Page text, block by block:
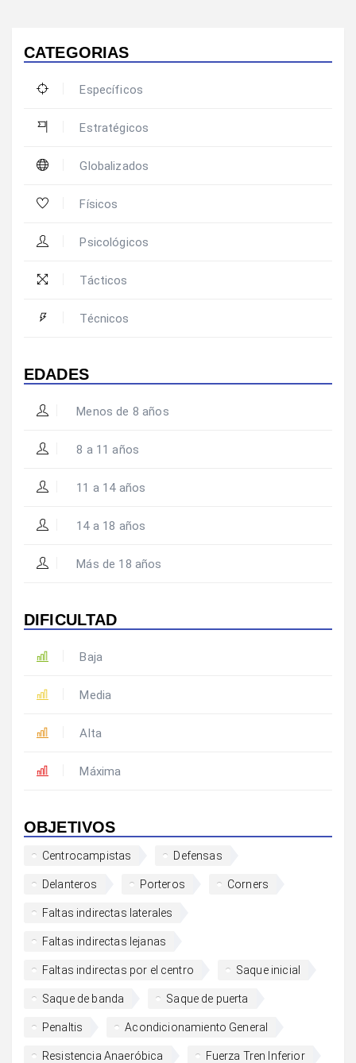
CATEGORIAS
Específicos
Estratégicos
Globalizados
Físicos
Psicológicos
Tácticos
Técnicos
EDADES
Menos de 8 años
8 a 11 años
11 a 14 años
14 a 18 años
Más de 18 años
DIFICULTAD
Baja
Media
Alta
Máxima
OBJETIVOS
Centrocampistas Defensas
Delanteros Porteros Corners
Faltas indirectas laterales
Faltas indirectas lejanas
Faltas indirectas por el centro Saque inicial
Saque de banda Saque de puerta
Penaltis Acondicionamiento General
Resistencia Anaeróbica Fuerza Tren Inferior